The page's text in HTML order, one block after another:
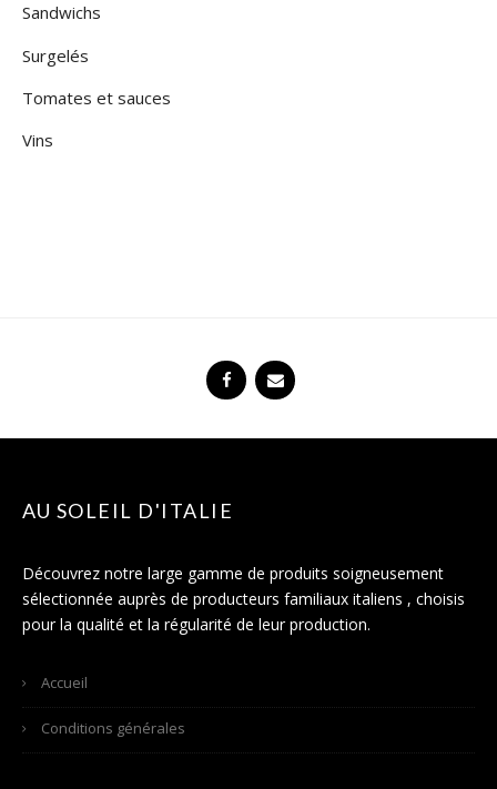
Sandwichs
Surgelés
Tomates et sauces
Vins
AU SOLEIL D'ITALIE
Découvrez notre large gamme de produits soigneusement
sélectionnée auprès de producteurs familiaux italiens , choisis
pour la qualité et la régularité de leur production.
Accueil
Conditions générales